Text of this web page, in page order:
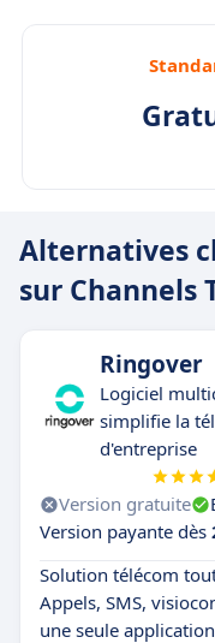
Alternatives
sur Channels
Ringover
Logiciel
simplifie la
d'entreprise
Version gratuite
Version payante dès
Solution télécom
Appels, SMS,
une seule